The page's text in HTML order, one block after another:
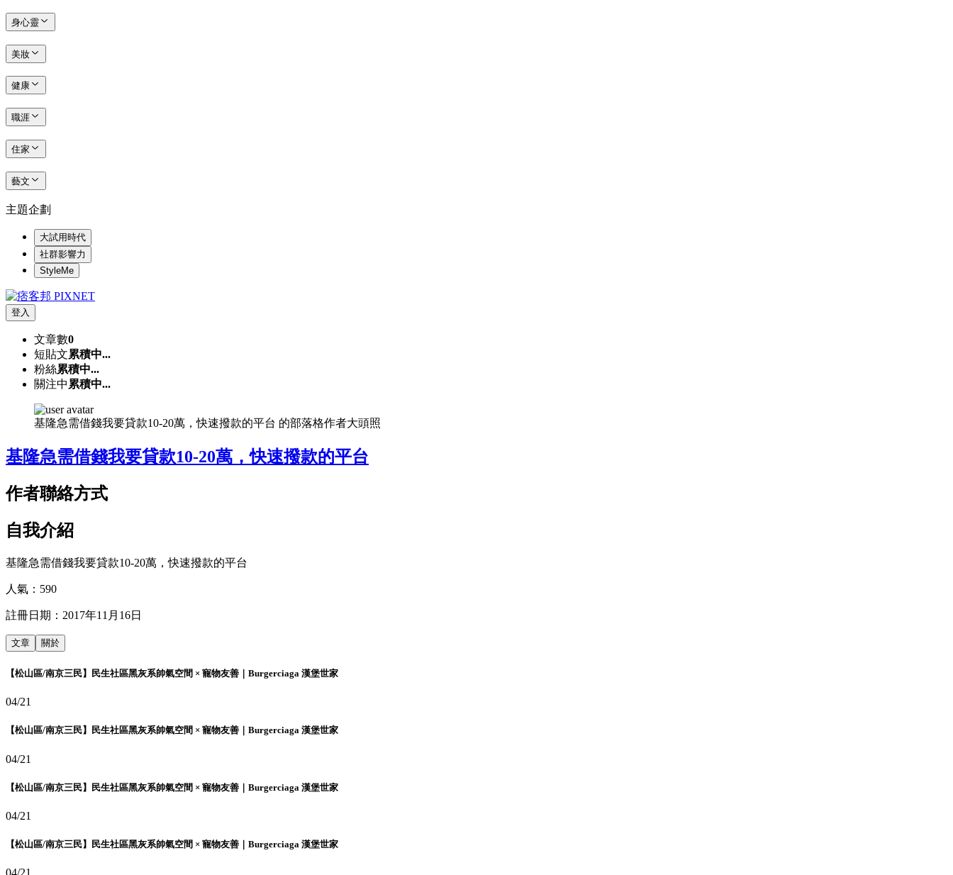
身心靈
美妝
健康
職涯
住家
藝文
主題企劃
大試用時代
社群影響力
StyleMe
登入
文章數0
短貼文累積中...
粉絲累積中...
關注中 累積中...
基隆急需借錢我要貸款10-20萬，快速撥款的平台 的部落格作者大頭照
基隆急需借錢我要貸款10-20萬，快速撥款的平台
作者聯絡方式
自我介紹
基隆急需借錢我要貸款10-20萬，快速撥款的平台
人氣： 590
註冊日期： 2017年11月16日
文章 關於
【松山區/南京三民】民生社區黑灰系帥氣空間 × 寵物友善｜Burgerciaga 漢堡世家
04/21
【松山區/南京三民】民生社區黑灰系帥氣空間 × 寵物友善｜Burgerciaga 漢堡世家
04/21
【松山區/南京三民】民生社區黑灰系帥氣空間 × 寵物友善｜Burgerciaga 漢堡世家
04/21
【松山區/南京三民】民生社區黑灰系帥氣空間 × 寵物友善｜Burgerciaga 漢堡世家